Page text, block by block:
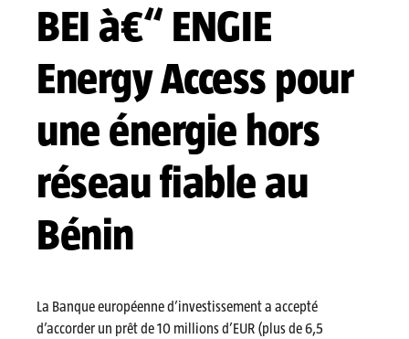
BEI à€“ ENGIE
Energy Access pour
une énergie hors
réseau fiable au
Bénin
La Banque européenne d’investissement a accepté
d’accorder un prêt de 10 millions d’EUR (plus de 6,5